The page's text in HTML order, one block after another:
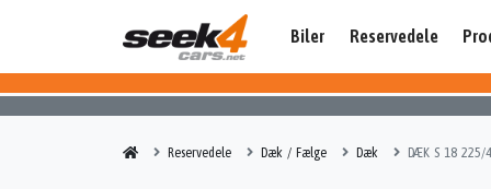
Biler Reservedele
Reservedele Dæk / Fælge Dæk DÆK S 18 225/